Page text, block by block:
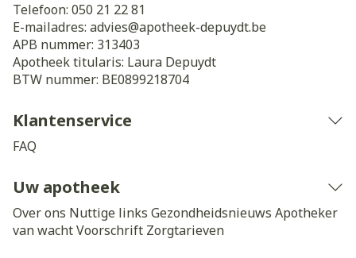
Telefoon: 050 21 22 81
E-mailadres: advies@apotheek-depuydt.be
APB nummer: 313403
Apotheek titularis: Laura Depuydt
BTW nummer: BE0899218704
Klantenservice
FAQ
Uw apotheek
Over ons Nuttige links Gezondheidsnieuws Apotheker
van wachtVoorschrift Zorgtarieven